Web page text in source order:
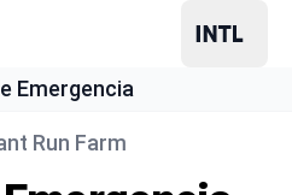
Emergencia
Run Farm